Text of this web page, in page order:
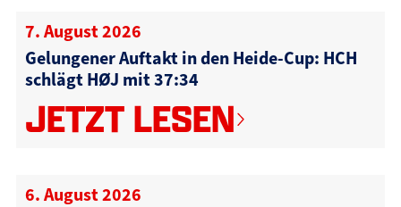
7. August 2026
Gelungener Auftakt in den Heide-Cup: HCH
schlägt HØJ mit 37:34
JETZT LESEN
6. August 2026